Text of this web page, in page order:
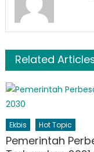
Related
Ekbis Hot Topic
Pemerintah